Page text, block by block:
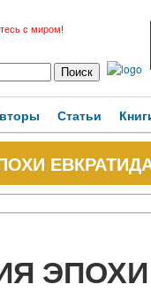
с миром!
Статьи